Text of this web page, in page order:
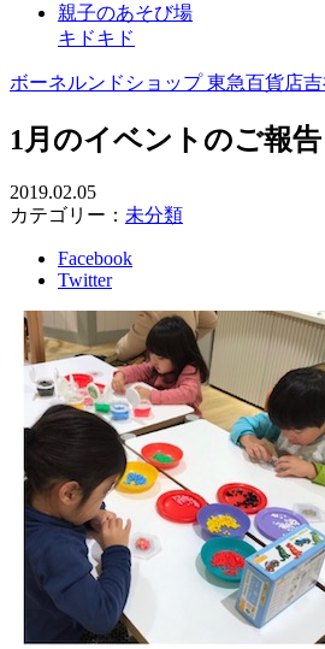
親子のあそび場
キドキド
ボーネルンドショップ 東急百貨店
1月のイベントのご報告
2019.02.05
カテゴリー： 未分類
Facebook
Twitter